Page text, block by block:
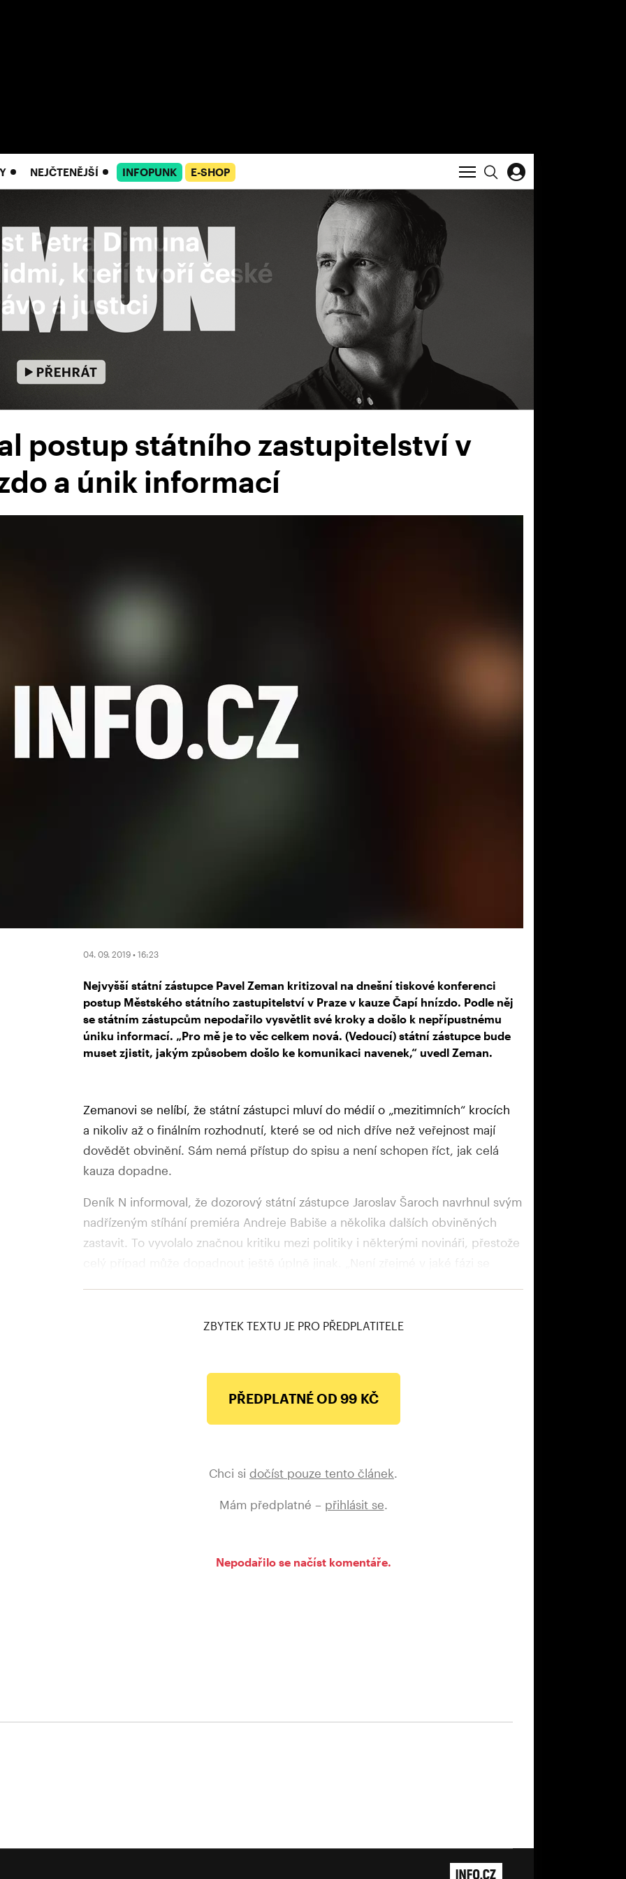
NEJČTENĚJŠÍ INFOPUNK E-SHOP
postup státního zastupitelství v
a únik informací
04. 09. 2019 • 16:23
Nejvyšší státní zástupce Pavel Zeman kritizoval na dnešní tiskové konferenci
postup Městského státního zastupitelství v Praze v kauze Čapí hnízdo. Podle něj
se státním zástupcům nepodařilo vysvětlit své kroky a došlo k nepřípustnému
úniku informací. „Pro mě je to věc celkem nová. (Vedoucí) státní zástupce bude
muset zjistit, jakým způsobem došlo ke komunikaci navenek,“ uvedl Zeman.
Zemanovi se nelíbí, že státní zástupci mluví do médií o „mezitimních“ krocích
a nikoliv až o finálním rozhodnutí, které se od nich dříve než veřejnost mají
dovědět obvinění. Sám nemá přístup do spisu a není schopen říct, jak celá
kauza dopadne.
Deník N informoval, že dozorový státní zástupce Jaroslav Šaroch navrhnul svým
nadřízeným stíhání premiéra Andreje Babiše a několika dalších obviněných
zastavit. To vyvolalo značnou kritiku mezi politiky i některými novináři, přestože
ZBYTEK TEXTU JE PRO PŘEDPLATITELE
PŘEDPLATNÉ OD 99 KČ
Chci si dočíst pouze tento článek
Mám předplatné – přihlásit se
Nepodařilo se načíst komentáře.